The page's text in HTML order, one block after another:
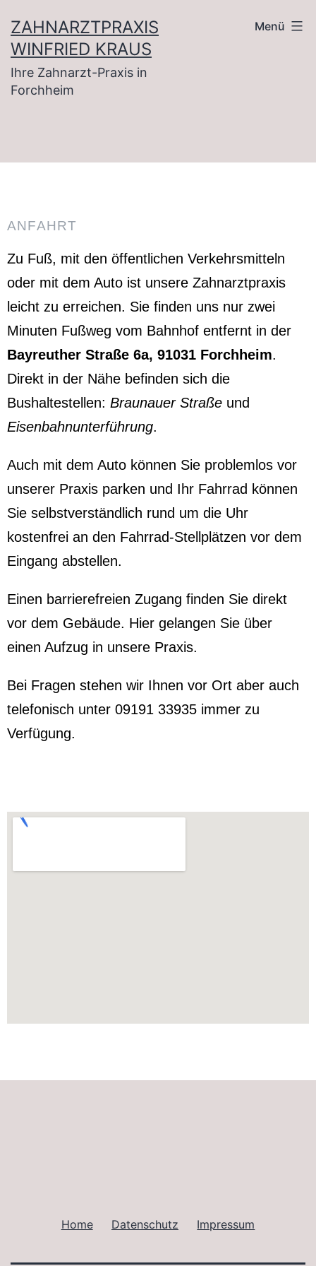
ZAHNARZTPRAXIS
WINFRIED KRAUS
Ihre Zahnarzt-Praxis in
Forchheim
Menü
ANFAHRT
Zu Fuß, mit den öffentlichen Verkehrsmitteln
oder mit dem Auto ist unsere Zahnarztpraxis
leicht zu erreichen. Sie finden uns nur zwei
Minuten Fußweg vom Bahnhof entfernt in der
Bayreuther Straße 6a, 91031 Forchheim.
Direkt in der Nähe befinden sich die
Bushaltestellen: Braunauer Straße und
Eisenbahnunterführung.
Auch mit dem Auto können Sie problemlos vor
unserer Praxis parken und Ihr Fahrrad können
Sie selbstverständlich rund um die Uhr
kostenfrei an den Fahrrad-Stellplätzen vor dem
Eingang abstellen.
Einen barrierefreien Zugang finden Sie direkt
vor dem Gebäude. Hier gelangen Sie über
einen Aufzug in unsere Praxis.
Bei Fragen stehen wir Ihnen vor Ort aber auch
telefonisch unter 09191 33935 immer zu
Verfügung.
Home Datenschutz Impressum